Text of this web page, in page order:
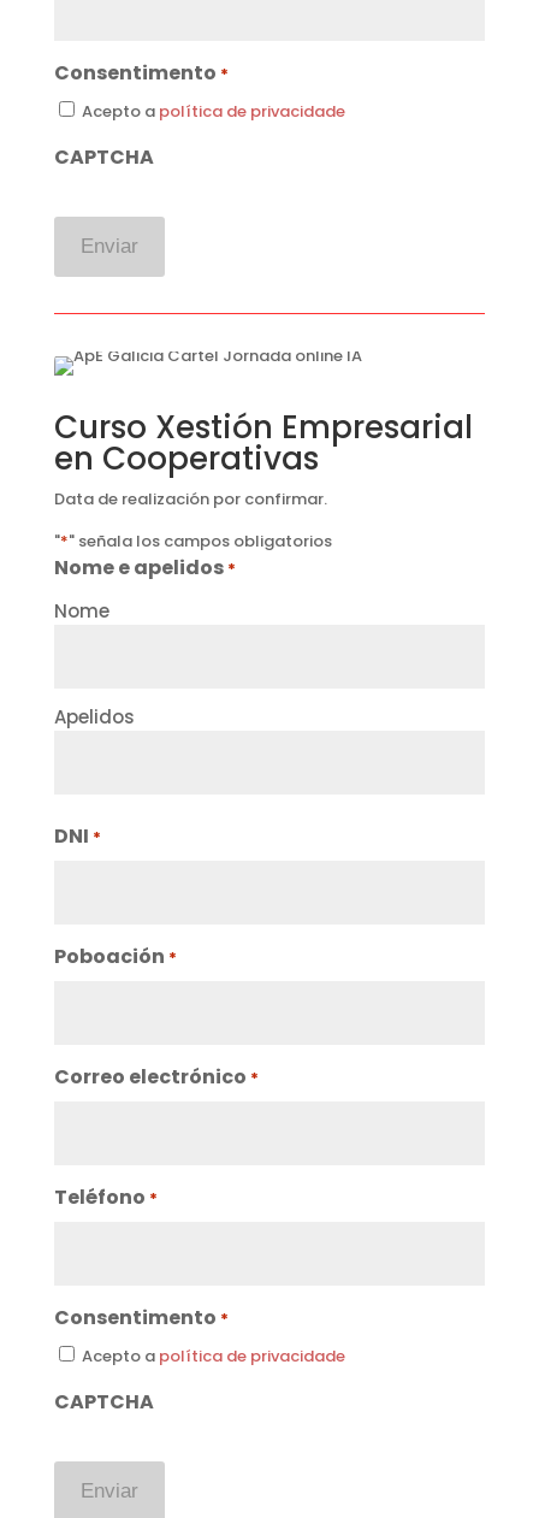
Consentimento *
Acepto a política de privacidade
CAPTCHA
Curso Xestión Empresarial
en Cooperativas
Data de realización por confirmar.
"*" señala los campos obligatorios
Nome e apelidos *
Nome
Apelidos
DNI *
Poboación *
Correo electrónico *
Teléfono *
Consentimento *
Acepto a política de privacidade
CAPTCHA